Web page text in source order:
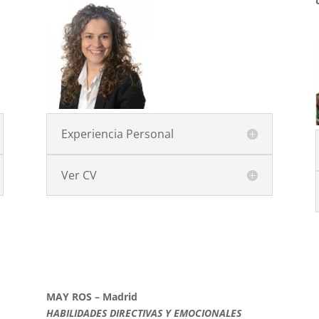
Experiencia Personal
Ver CV
MAY ROS – Madrid
HABILIDADES DIRECTIVAS Y EMOCIONALES